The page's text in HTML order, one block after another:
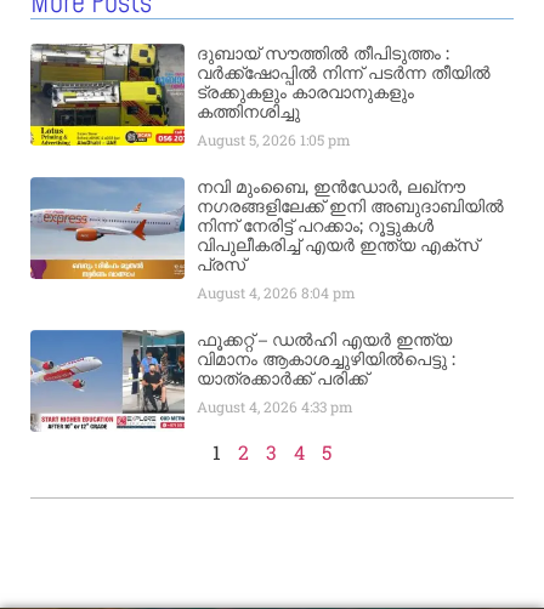
ദുബായ് സൗത്തിൽ തീപിടുത്തം :
വർക്ക്‌ഷോപ്പിൽ നിന്ന് പടർന്ന തീയിൽ
ട്രക്കുകളും കാരവാനുകളും
കത്തിനശിച്ചു
August 5, 2026 1:05 pm
നവി മുംബൈ, ഇൻഡോർ, ലഖ്നൗ
നഗരങ്ങളിലേക്ക് ഇനി അബുദാബിയിൽ
നിന്ന് നേരിട്ട് പറക്കാം; റൂട്ടുകൾ
വിപുലീകരിച്ച് എയർ ഇന്ത്യ എക്സ്
പ്രസ്
August 4, 20268:04 pm
ഫൂക്കറ്റ് – ഡൽഹി എയര്‍ ഇന്ത്യ
വിമാനം ആകാശച്ചുഴിയില്‍പെട്ടു :
യാത്രക്കാര്‍ക്ക് പരിക്ക്
August 4, 20264:33 pm
1 2 3 4 5